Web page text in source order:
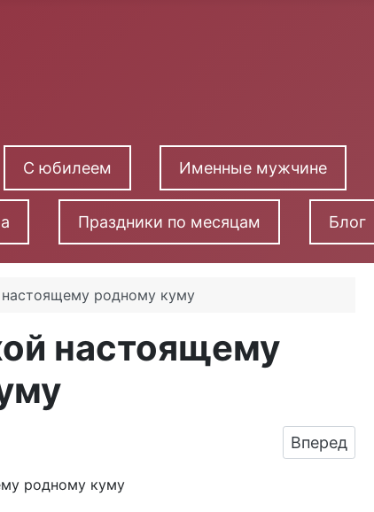
С юбилеем Именные мужчине
Праздники по месяцам Блог
родному куму
настоящему
Вперед